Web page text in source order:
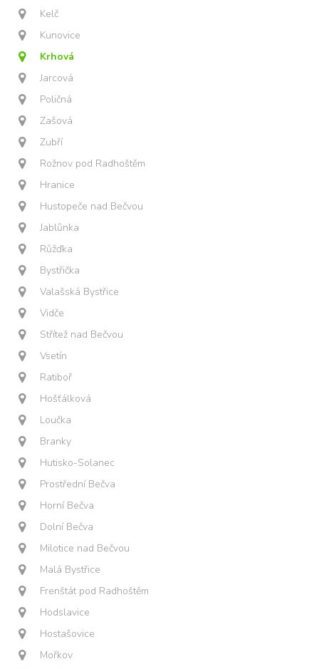
Kelč
Kunovice
Krhová
Jarcová
Poličná
Zašová
Zubří
Rožnov pod Radhoštěm
Hranice
Hustopeče nad Bečvou
Jablůnka
Růžďka
Bystřička
Valašská Bystřice
Vidče
Střítež nad Bečvou
Vsetín
Ratiboř
Hošťálková
Loučka
Branky
Hutisko-Solanec
Prostřední Bečva
Horní Bečva
Dolní Bečva
Milotice nad Bečvou
Malá Bystřice
Frenštát pod Radhoštěm
Hodslavice
Hostašovice
Mořkov